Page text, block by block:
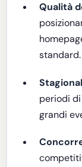
Qualità
standard.
periodi
grandi